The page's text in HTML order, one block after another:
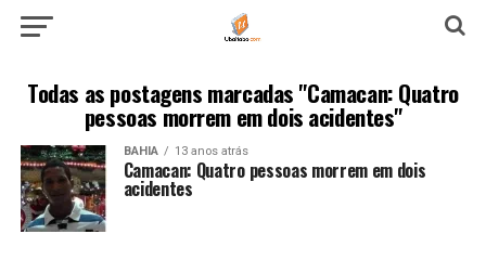
Todas as postagens marcadas "Camacan: Quatro
pessoas morrem em dois acidentes"
BAHIA 13 anos atrás
Camacan: Quatro pessoas morrem em dois
acidentes